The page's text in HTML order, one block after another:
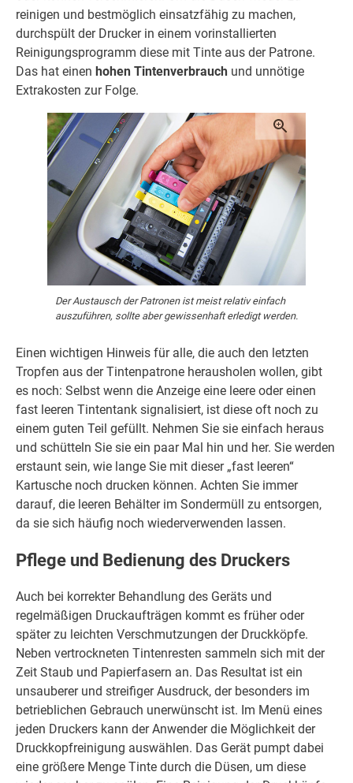
reinigen und bestmöglich einsatzfähig zu machen,
durchspült der Drucker in einem vorinstallierten
Reinigungsprogramm diese mit Tinte aus der Patrone.
Das hat einen hohen Tintenverbrauch und unnötige
Extrakosten zur Folge.
Der Austausch der Patronen ist meist relativ einfach
auszuführen, sollte aber gewissenhaft erledigt werden.
Einen wichtigen Hinweis für alle, die auch den letzten
Tropfen aus der Tintenpatrone herausholen wollen, gibt
es noch: Selbst wenn die Anzeige eine leere oder einen
fast leeren Tintentank signalisiert, ist diese oft noch zu
einem guten Teil gefüllt. Nehmen Sie sie einfach heraus
und schütteln Sie sie ein paar Mal hin und her. Sie werden
erstaunt sein, wie lange Sie mit dieser „fast leeren“
Kartusche noch drucken können. Achten Sie immer
darauf, die leeren Behälter im Sondermüll zu entsorgen,
da sie sich häufig noch wiederverwenden lassen.
Pflege und Bedienung des Druckers
Auch bei korrekter Behandlung des Geräts und
regelmäßigen Druckaufträgen kommt es früher oder
später zu leichten Verschmutzungen der Druckköpfe.
Neben vertrockneten Tintenresten sammeln sich mit der
Zeit Staub und Papierfasern an. Das Resultat ist ein
unsauberer und streifiger Ausdruck, der besonders im
betrieblichen Gebrauch unerwünscht ist. Im Menü eines
jeden Druckers kann der Anwender die Möglichkeit der
Druckkopfreinigung auswählen. Das Gerät pumpt dabei
eine größere Menge Tinte durch die Düsen, um diese